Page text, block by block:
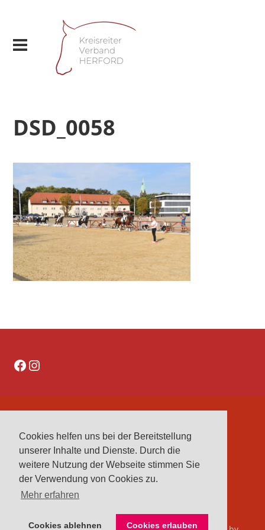
Cookies helfen uns bei der Bereitstellung
unserer Inhalte und Dienste. Durch die
weitere Nutzung der Webseite stimmen Sie
der Verwendung von Cookies zu.
Mehr erfahren
Cookies ablehnen Cookies erlauben
DSD_0058
Facebook
Instagram
IMPRESSUM
VEREINE
VORSTAND